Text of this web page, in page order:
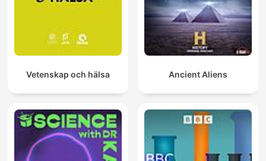
Vetenskap och hälsa Ancient Aliens